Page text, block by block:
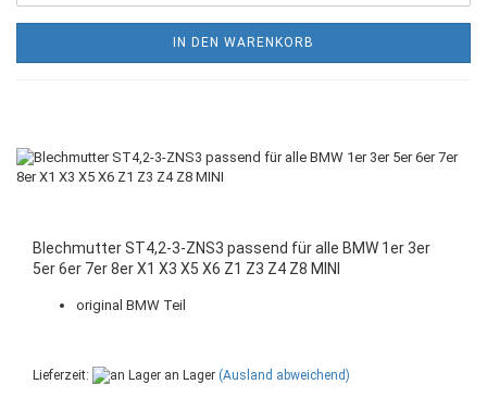
IN DEN WARENKORB
Blechmutter ST4,2-3-ZNS3 passend für alle BMW 1er 3er
5er 6er 7er 8er X1 X3 X5 X6 Z1 Z3 Z4 Z8 MINI
original BMW Teil
Lieferzeit: an Lager (Ausland abweichend)